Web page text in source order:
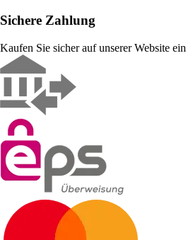
Sichere Zahlung
Kaufen Sie sicher auf unserer Website ein